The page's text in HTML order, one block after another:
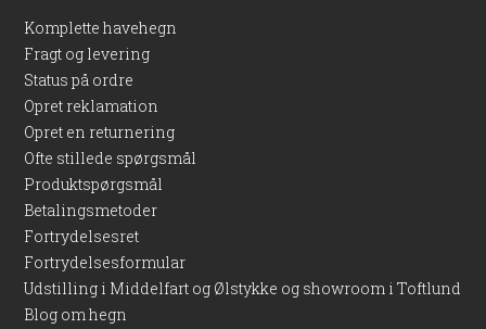
Komplette havehegn
Fragt og levering
Status på ordre
Opret reklamation
Opret en returnering
Ofte stillede spørgsmål
Produktspørgsmål
Betalingsmetoder
Fortrydelsesret
Fortrydelsesformular
Udstilling i Middelfart og Ølstykke og showroom i Toftlund
Blog om hegn